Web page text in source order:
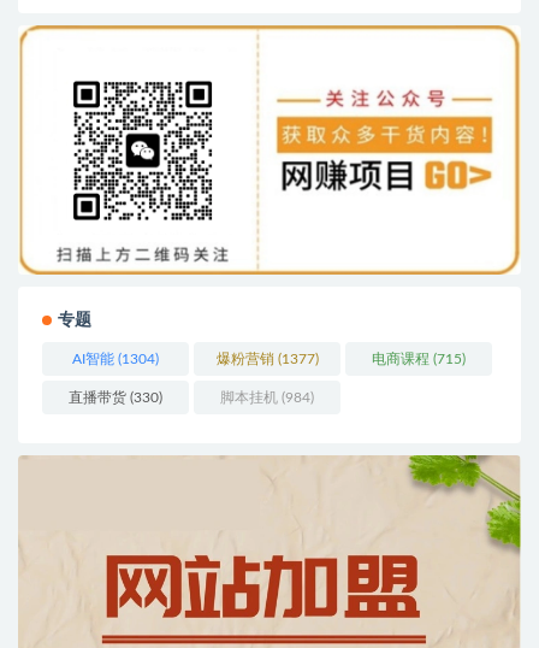
专题
AI智能 (1304) 爆粉营销 (1377) 电商课程 (715)
直播带货 (330) 脚本挂机 (984)